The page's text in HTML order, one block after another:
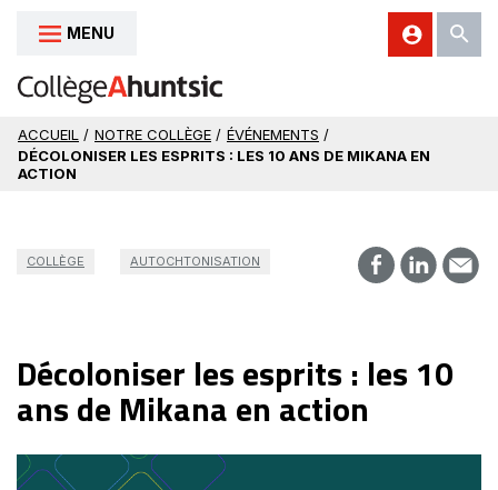
Aller au contenu
MENU
ACCUEIL / NOTRE COLLÈGE / ÉVÉNEMENTS /
DÉCOLONISER LES ESPRITS : LES 10 ANS DE MIKANA EN
ACTION
COLLÈGE AUTOCHTONISATION
Décoloniser les esprits : les 10
ans de Mikana en action